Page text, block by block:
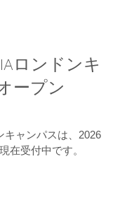
ロンドンキ
ープン
キャンパスは、2026
在受付中です。